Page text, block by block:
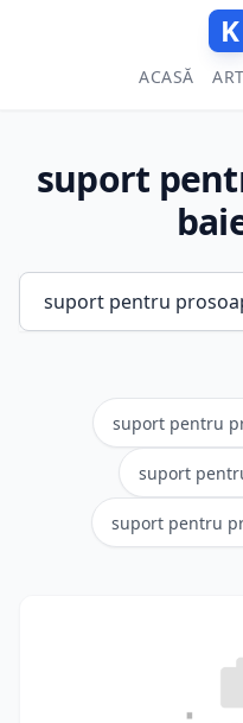
K
ACASĂ
suport
suport pentru
suport
suport pentru